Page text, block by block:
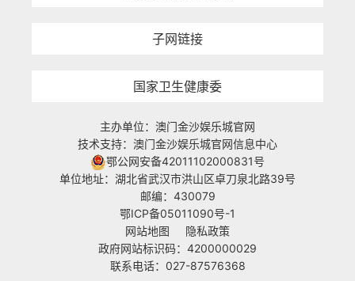
子网链接
国家卫生健康委
主办单位：澳门金沙娱乐城官网
技术支持：澳门金沙娱乐城官网信息中心
鄂公网安备42011102000831号
单位地址：湖北省武汉市洪山区卓刀泉北路39号
邮编：430079
鄂ICP备05011090号-1
网站地图
隐私政策
政府网站标识码：4200000029
联系电话：027-87576368